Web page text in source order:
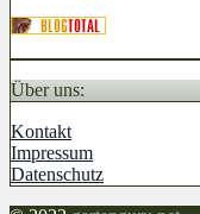
Über uns:
Kontakt
Impressum
Datenschutz